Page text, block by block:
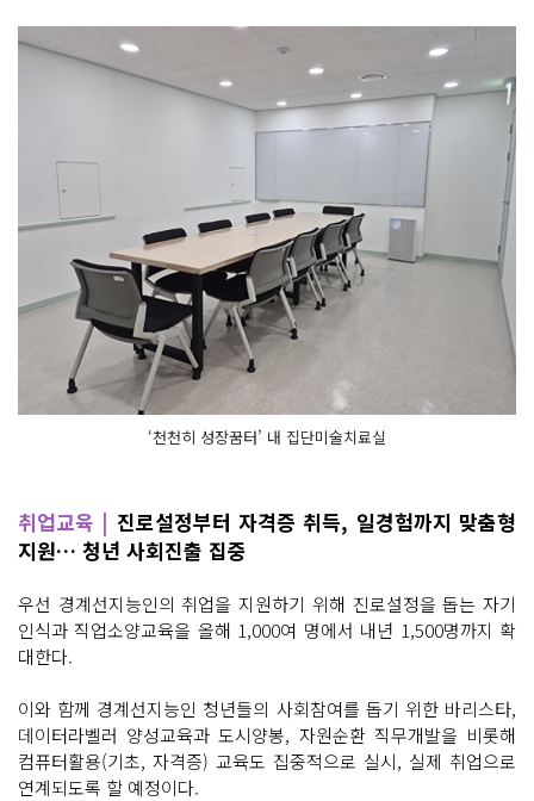
‘천천히 성장꿈터’ 내 집단미술치료실
취업교육 | 진로설정부터 자격증 취득, 일경험까지 맞춤형
지원… 청년 사회진출 집중
우선 경계선지능인의 취업을 지원하기 위해 진로설정을 돕는 자기
인식과 직업소양교육을 올해 1,000여 명에서 내년 1,500명까지 확
대한다.
이와 함께 경계선지능인 청년들의 사회참여를 돕기 위한 바리스타,
데이터라벨러 양성교육과 도시양봉, 자원순환 직무개발을 비롯해
컴퓨터활용(기초, 자격증) 교육도 집중적으로 실시, 실제 취업으로
연계되도록 할 예정이다.